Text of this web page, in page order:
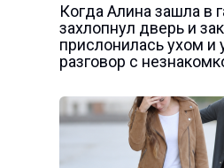
Когда Алина зашла в
захлопнул дверь и
прислонилась ухом и
разговор с